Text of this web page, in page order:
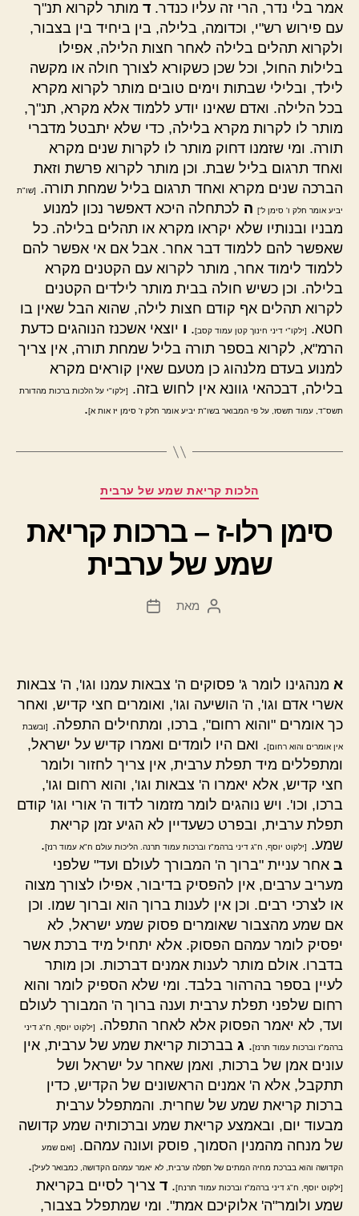
אמר בלי נדר, הרי זה עליו כנדר. ד מותר לקרוא תנ"ך
עם פירוש רש"י, וכדומה, בלילה, בין ביחיד בין בצבור,
ולקרוא תהלים בלילה לאחר חצות הלילה, אפילו
בלילות החול, וכל שכן כשקורא לצורך חולה או מקשה
לילד, ובלילי שבתות וימים טובים מותר לקרוא מקרא
בכל הלילה. ואדם שאינו יודע ללמוד אלא מקרא, תנ"ך,
מותר לו לקרות מקרא בלילה, כדי שלא יתבטל מדברי
תורה. ומי שזמנו דחוק מותר לו לקרות שנים מקרא
ואחד תרגום בליל שבת. וכן מותר לקרוא פרשת וזאת
הברכה שנים מקרא ואחד תרגום בליל שמחת תורה.
[שו"ת
יביע אומר חלק ו' סימן ל'] ה לכתחלה היכא דאפשר נכון למנוע
מבניו ובנותיו שלא יקראו מקרא או תהלים בלילה. כל
שאפשר להם ללמוד דבר אחר. אבל אם אי אפשר להם
ללמוד לימוד אחר, מותר לקרוא עם הקטנים מקרא
בלילה. וכן כשיש חולה בבית מותר לילדים הקטנים
לקרוא תהלים אף קודם חצות לילה, שהוא הבל שאין בו
חטא.
[ילקו"י דיני חינוך קטן עמוד קסב]. ו יוצאי אשכנז הנוהגים כדעת
הרמ"א, לקרוא בספר תורה בליל שמחת תורה, אין צריך
למנוע בעדם מלנהוג כן מטעם שאין קוראים מקרא
בלילה, דבכהאי גוונא אין לחוש בזה.
[ילקו"י על הלכות ברכות מהדורת
תשס"ד, עמוד תשסז, על פי המבואר בשו"ת יביע אומר חלק ז' סימן יז אות א].
קטגוריות
הלכות קריאת שמע של ערבית
סימן רלו-ז – ברכות קריאת
שמע של ערבית
המחבר
מאת
תאריך
א מנהגינו לומר ג' פסוקים ה' צבאות עמנו וגו', ה' צבאות
אשרי אדם וגו', ה' הושיעה וגו', ואומרים חצי קדיש, ואחר
כך אומרים "והוא רחום", ברכו, ומתחילים התפלה.
[ובשבת
אין אומרים והוא רחום]. ואם היו לומדים ואמרו קדיש על ישראל,
ומתפללים מיד תפלת ערבית, אין צריך לחזור ולומר
חצי קדיש, אלא יאמרו ה' צבאות וגו', והוא רחום וגו',
ברכו, וכו'. ויש נוהגים לומר מזמור לדוד ה' אורי וגו' קודם
תפלת ערבית, ובפרט כשעדיין לא הגיע זמן קריאת
שמע.
[ילקוט יוסף, ח"ג דיני ברהמ"ז וברכות עמוד תרנה. הליכות עולם ח"א עמוד רנז].
ב אחר עניית "ברוך ה' המבורך לעולם ועד" שלפני
מעריב ערבים, אין להפסיק בדיבור, אפילו לצורך מצוה
או לצרכי רבים. וכן אין לענות ברוך הוא וברוך שמו. וכן
אם שמע מהצבור שאומרים פסוק שמע ישראל, לא
יפסיק לומר עמהם הפסוק. אלא יתחיל מיד ברכת אשר
בדברו. אולם מותר לענות אמנים דברכות. וכן מותר
לעיין בספר בהרהור בלבד. ומי שלא הספיק לומר והוא
רחום שלפני תפלת ערבית וענה ברוך ה' המבורך לעולם
ועד, לא יאמר הפסוק אלא לאחר התפלה.
[ילקוט יוסף, ח"ג דיני
ברהמ"ז וברכות עמוד תרנז]. ג בברכות קריאת שמע של ערבית, אין
עונים אמן של ברכות, ואמן שאחר על ישראל ושל
תתקבל, אלא ה' אמנים הראשונים של הקדיש, כדין
ברכות קריאת שמע של שחרית. והמתפלל ערבית
מבעוד יום, ובאמצע קריאת שמע וברכותיה שמע קדושה
של מנחה מהמנין הסמוך, פוסק ועונה עמהם.
[ואם שמע
הקדושה והוא בברכת מחיה המתים של תפלה ערבית, לא יאמר עמהם הקדושה, כמבואר לעיל].
[ילקוט יוסף, ח"ג דיני ברהמ"ז וברכות עמוד תרנח]. ד צריך לסיים בקריאת
שמע ולומר"ה' אלוקיכם אמת". ומי שמתפלל בצבור,